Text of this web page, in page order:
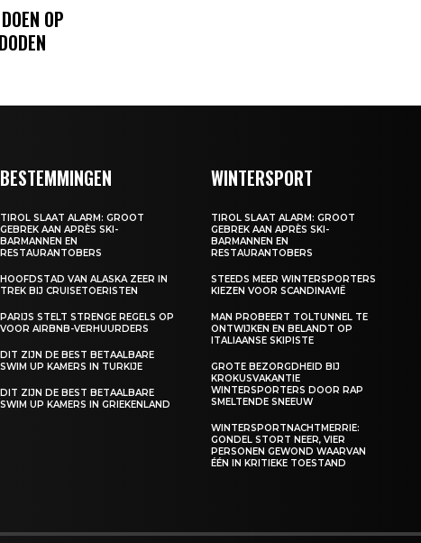
OP
BESTEMMINGEN
TIROL SLAAT ALARM: GROOT
GEBREK AAN APRÈS SKI-
BARMANNEN EN
RESTAURANTOBERS
HOOFDSTAD VAN ALASKA ZEER IN
TREK BIJ CRUISETOERISTEN
PARIJS STELT STRENGE REGELS OP
VOOR AIRBNB-VERHUURDERS
DIT ZIJN DE BEST BETAALBARE
SWIM UP KAMERS IN TURKIJE
DIT ZIJN DE BEST BETAALBARE
SWIM UP KAMERS IN GRIEKENLAND
WINTERSPORT
TIROL SLAAT ALARM: GROOT
GEBREK AAN APRÈS SKI-
BARMANNEN EN
RESTAURANTOBERS
STEEDS MEER WINTERSPORTERS
KIEZEN VOOR SCANDINAVIË
MAN PROBEERT TOLTUNNEL TE
ONTWIJKEN EN BELANDT OP
ITALIAANSE SKIPISTE
GROTE BEZORGDHEID BIJ
KROKUSVAKANTIE
WINTERSPORTERS DOOR RAP
SMELTENDE SNEEUW
WINTERSPORTNACHTMERRIE:
GONDEL STORT NEER, VIER
PERSONEN GEWOND WAARVAN
ÉÉN IN KRITIEKE TOESTAND